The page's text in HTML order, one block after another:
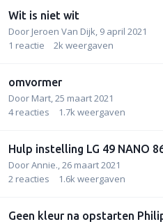
Wit is niet wit
Door Jeroen Van Dijk 9 april 2021
1 reactie 2k weergaven
omvormer
Door Mart 25 maart 2021
4 reacties 1.7k weergaven
Hulp instelling LG 49 NANO
DoorAnnie. 26 maart 2021
2 reacties 1.6k weergaven
Geen kleur na opstarten